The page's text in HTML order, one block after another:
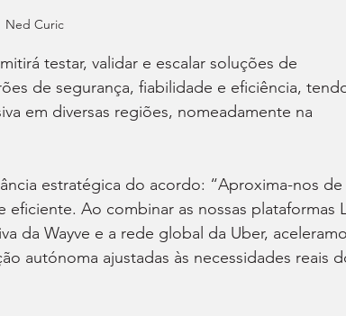
Ned Curic
testar, validar e escalar soluções de
de segurança, fiabilidade e eficiência,
em diversas regiões, nomeadamente na
estratégica do acordo: “Aproxima-nos de
Ao combinar as nossas plataformas
da Wayve e a rede global da Uber,
autónoma ajustadas às necessidades reais